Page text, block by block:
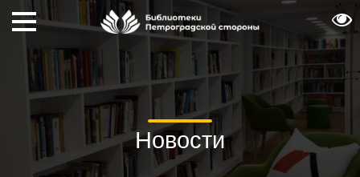
Новости